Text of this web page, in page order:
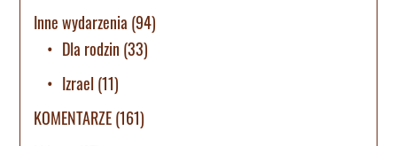
Inne wydarzenia (94)
Dla rodzin (33)
Izrael (11)
KOMENTARZE(161)